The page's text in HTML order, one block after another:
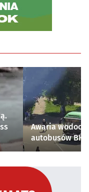
Awaria
autobusów